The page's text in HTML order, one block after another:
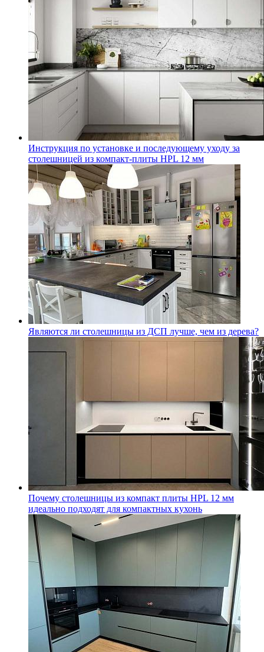
Инструкция по установке и последующему уходу за
столешницей из компакт-плиты HPL 12 мм
Являются ли столешницы из ДСП лучше, чем из дерева?
Почему столешницы из компакт плиты HPL 12 мм
идеально подходят для компактных кухонь